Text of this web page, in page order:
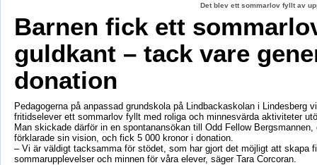
Det blev ett sommarlov fyllt av
Barnen fick ett
guldkant – tack vare
donation
Pedagogerna på anpassad grundskola på Lindbackaskolan i Lindesberg
fritidselever ett sommarlov fyllt med roliga och minnesvärda aktiviteter
Man skickade därför in en spontanansökan till Odd Fellow Bergsmannen,
förklarade sin vision, och fick 5 000 kronor i donation.
– Vi är väldigt tacksamma för stödet, som har gjort det möjligt att skapa
sommarupplevelser och minnen för våra elever, säger Tara Corcoran.